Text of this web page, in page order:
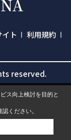
ト
利用規約
reserved.
ス向上検討を目的と
認ください。